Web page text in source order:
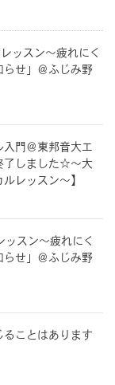
ッスン〜疲れにく
らせ」＠ふじみ野
入門＠東邦音大エ
了しました☆〜大
レッスン〜】
ッスン〜疲れにく
らせ」＠ふじみ野
ことはあります